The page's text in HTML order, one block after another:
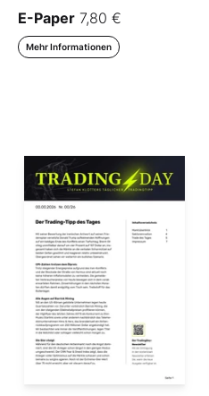
E-Paper 7,80 €
Mehr Informationen